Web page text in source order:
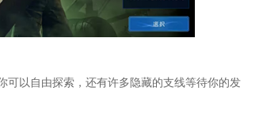
可以自由探索，还有许多隐藏的支线等待你的发